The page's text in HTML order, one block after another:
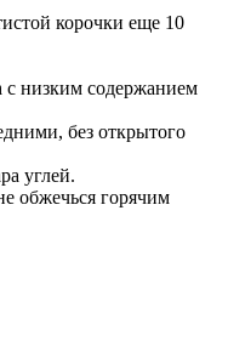
корочки еще 10
с низким содержанием
без открытого
углей.
обжечься горячим